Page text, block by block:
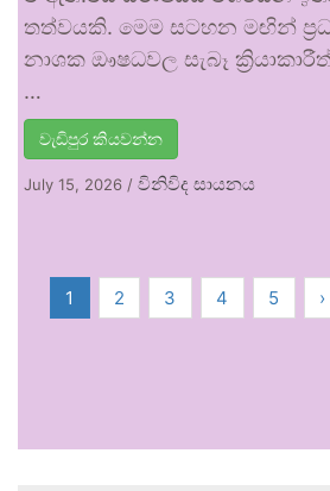
තත්වයකි. මෙම සටහන මඟින්
නාශක ඖෂධවල සැබෑ
…
වැඩිපුර කියවන්න
July 15, 2026 / විනිවිද සායනය
1 2 3 4 5 ›